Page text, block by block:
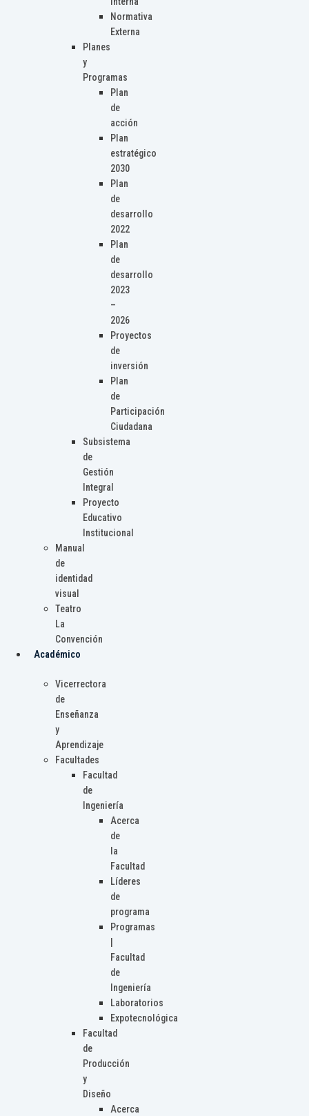
Normativa
Externa
Planes
y
Programas
Plan
de
acción
Plan
estratégico
2030
Plan
de
desarrollo
2022
Plan
de
desarrollo
2023
–
2026
Proyectos
de
inversión
Plan
de
Participación
Ciudadana
Subsistema
de
Gestión
Integral
Proyecto
Educativo
Institucional
Manual
de
identidad
visual
Teatro
La
Convención
Académico
Vicerrectora
de
Enseñanza
y
Aprendizaje
Facultades
Facultad
de
Ingeniería
Acerca
de
la
Facultad
Líderes
de
programa
Programas
Facultad
de
Ingeniería
Laboratorios
Expotecnológica
Facultad
de
Producción
y
Diseño
Acerca